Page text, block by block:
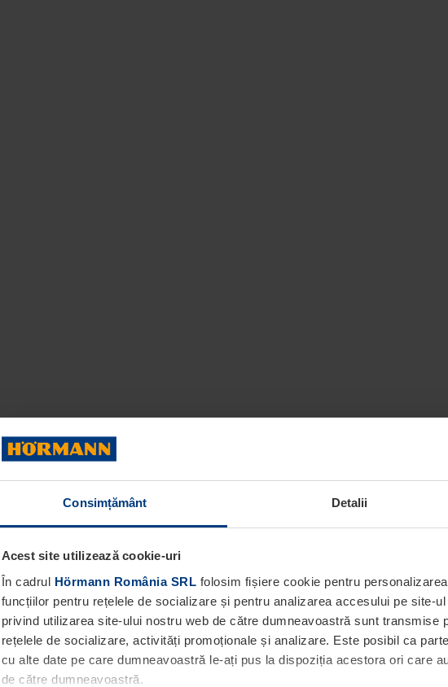
Consimțământ Detalii
Acest site utilizează cookie-uri
În cadrul Hörmann România SRL folosim fișiere cookie pentru
funcțiilor pentru rețelele de socializare și pentru analizarea accesului pe site-
privind utilizarea site-ului nostru web de către dumneavoastră sunt transmise
rețelele de socializare, activități promoționale și analizare. Este posibil ca
cu alte date pe care dumneavoastră le-ați pus la dispoziția acestora ori care
de către dumneavoastră.